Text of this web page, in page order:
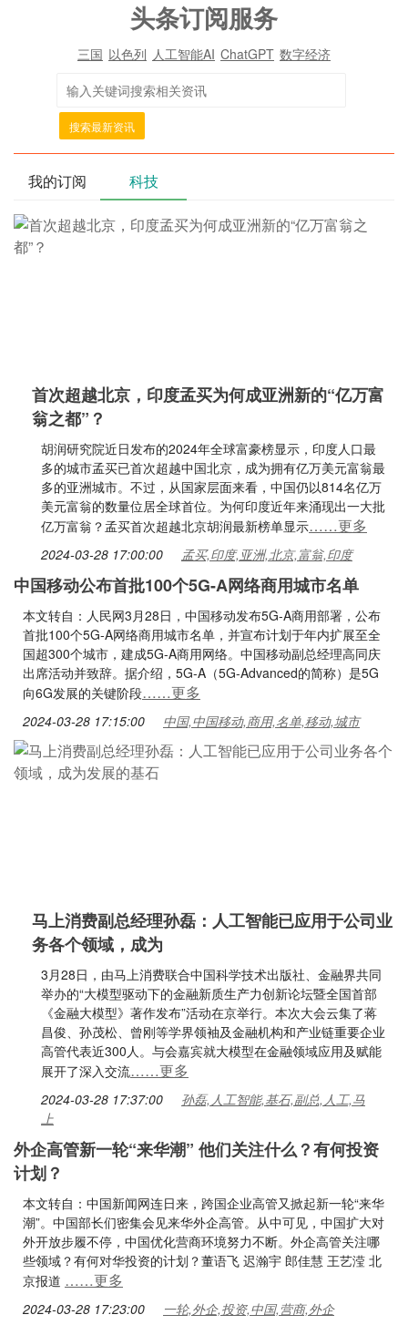
头条订阅服务
三国 以色列 人工智能AI ChatGPT 数字经济
搜索最新资讯
我的订阅 科技
首次超越北京，印度孟买为何成亚洲新的“亿万富
翁之都”？
胡润研究院近日发布的2024年全球富豪榜显示，印度人口最
多的城市孟买已首次超越中国北京，成为拥有亿万美元富翁最
多的亚洲城市。不过，从国家层面来看，中国仍以814名亿万
美元富翁的数量位居全球首位。为何印度近年来涌现出一大批
亿万富翁？孟买首次超越北京胡润最新榜单显示……更多
2024-03-28 17:00:00 孟买,印度,亚洲,北京,富翁,印度
中国移动公布首批100个5G-A网络商用城市名单
本文转自：人民网3月28日，中国移动发布5G-A商用部署，公布
首批100个5G-A网络商用城市名单，并宣布计划于年内扩展至全
国超300个城市，建成5G-A商用网络。中国移动副总经理高同庆
出席活动并致辞。据介绍，5G-A（5G-Advanced的简称）是5G
向6G发展的关键阶段……更多
2024-03-28 17:15:00 中国,中国移动,商用,名单,移动,城市
马上消费副总经理孙磊：人工智能已应用于公司业
务各个领域，成为
3月28日，由马上消费联合中国科学技术出版社、金融界共同
举办的“大模型驱动下的金融新质生产力创新论坛暨全国首部
《金融大模型》著作发布”活动在京举行。本次大会云集了蒋
昌俊、孙茂松、曾刚等学界领袖及金融机构和产业链重要企业
高管代表近300人。与会嘉宾就大模型在金融领域应用及赋能
展开了深入交流……更多
2024-03-28 17:37:00
孙磊,人工智能,基石,副总,人工,马
上
外企高管新一轮“来华潮” 他们关注什么？有何投资
计划？
本文转自：中国新闻网连日来，跨国企业高管又掀起新一轮“来华
潮”。中国部长们密集会见来华外企高管。从中可见，中国扩大对
外开放步履不停，中国优化营商环境努力不断。外企高管关注哪
些领域？有何对华投资的计划？董语飞 迟瀚宇 郎佳慧 王艺滢 北
京报道 ……更多
2024-03-28 17:23:00 一轮,外企,投资,中国,营商,外企